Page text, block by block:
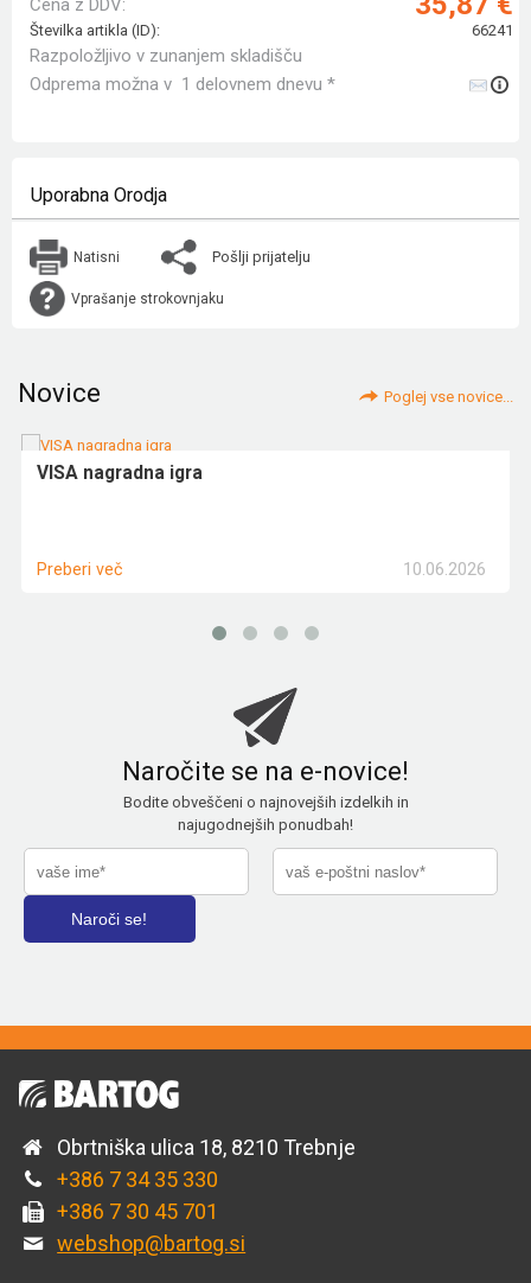
Cena z DDV:
Številka artikla (ID): 66241
Razpoložljivo v zunanjem skladišču
Odprema možna v 1 delovnem dnevu *
Uporabna Orodja
Natisni Pošlji prijatelju
Vprašanje strokovnjaku
Novice Poglej vse novice...
VISA nagradna igra
10.06.2026
Preberi več
Naročite se na e-novice!
Bodite obveščeni o najnovejših izdelkih in
najugodnejših ponudbah!
Obrtniška ulica 18, 8210 Trebnje
+386 7 34 35 330
+386 7 30 45 701
webshop@bartog.si